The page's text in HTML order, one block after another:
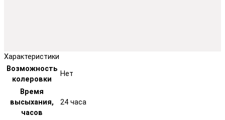
Характеристики
Возможность
колеровки
Нет
Время
высыхания,
часов
24 часа